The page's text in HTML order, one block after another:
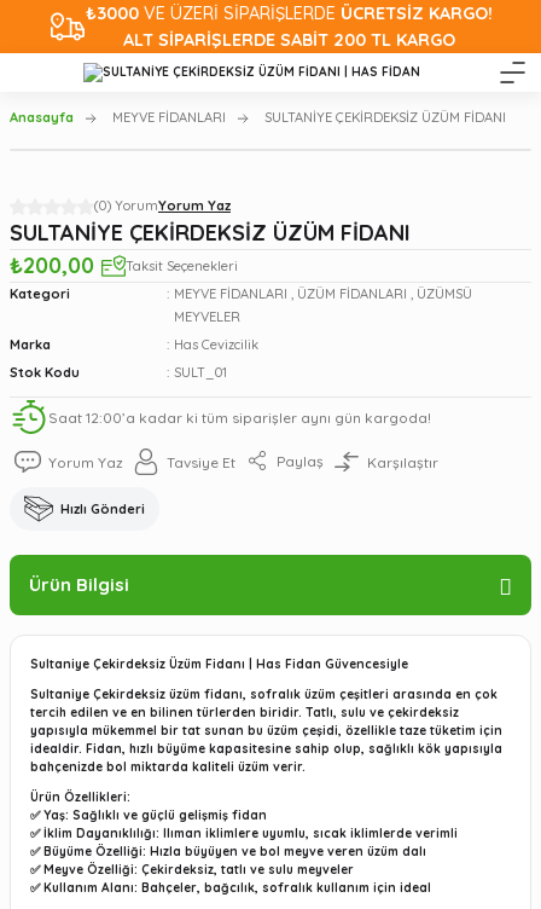
₺3000VE ÜZERİ SİPARİŞLERDE ÜCRETSİZ KARGO!
ALT SİPARİŞLERDE SABİT 200 TL KARGO
Anasayfa MEYVE FİDANLARI SULTANİYE ÇEKİRDEKSİZ ÜZÜM FİDANI
(0) YorumYorum Yaz
SULTANİYE ÇEKİRDEKSİZ ÜZÜM FİDANI
₺200,00
Taksit Seçenekleri
Kategori
MEYVE FİDANLARI , ÜZÜM FİDANLARI , ÜZÜMSÜ
MEYVELER
Marka
Has Cevizcilik
Stok Kodu
SULT_01
Saat 12:00’a kadar ki tüm siparişler aynı gün kargoda!
Yorum Yaz Tavsiye Et Paylaş Karşılaştır
Hızlı Gönderi
Ürün Bilgisi
Sultaniye Çekirdeksiz Üzüm Fidanı | Has Fidan Güvencesiyle
Sultaniye Çekirdeksiz üzüm fidanı, sofralık üzüm çeşitleri arasında en çok
tercih edilen ve en bilinen türlerden biridir. Tatlı, sulu ve çekirdeksiz
yapısıyla mükemmel bir tat sunan bu üzüm çeşidi, özellikle taze tüketim için
idealdir. Fidan, hızlı büyüme kapasitesine sahip olup, sağlıklı kök yapısıyla
bahçenizde bol miktarda kaliteli üzüm verir.
Ürün Özellikleri:
✅Yaş: Sağlıklı ve güçlü gelişmiş fidan
✅İklim Dayanıklılığı: Ilıman iklimlere uyumlu, sıcak iklimlerde verimli
✅Büyüme Özelliği: Hızla büyüyen ve bol meyve veren üzüm dalı
✅Meyve Özelliği: Çekirdeksiz, tatlı ve sulu meyveler
✅Kullanım Alanı: Bahçeler, bağcılık, sofralık kullanım için ideal